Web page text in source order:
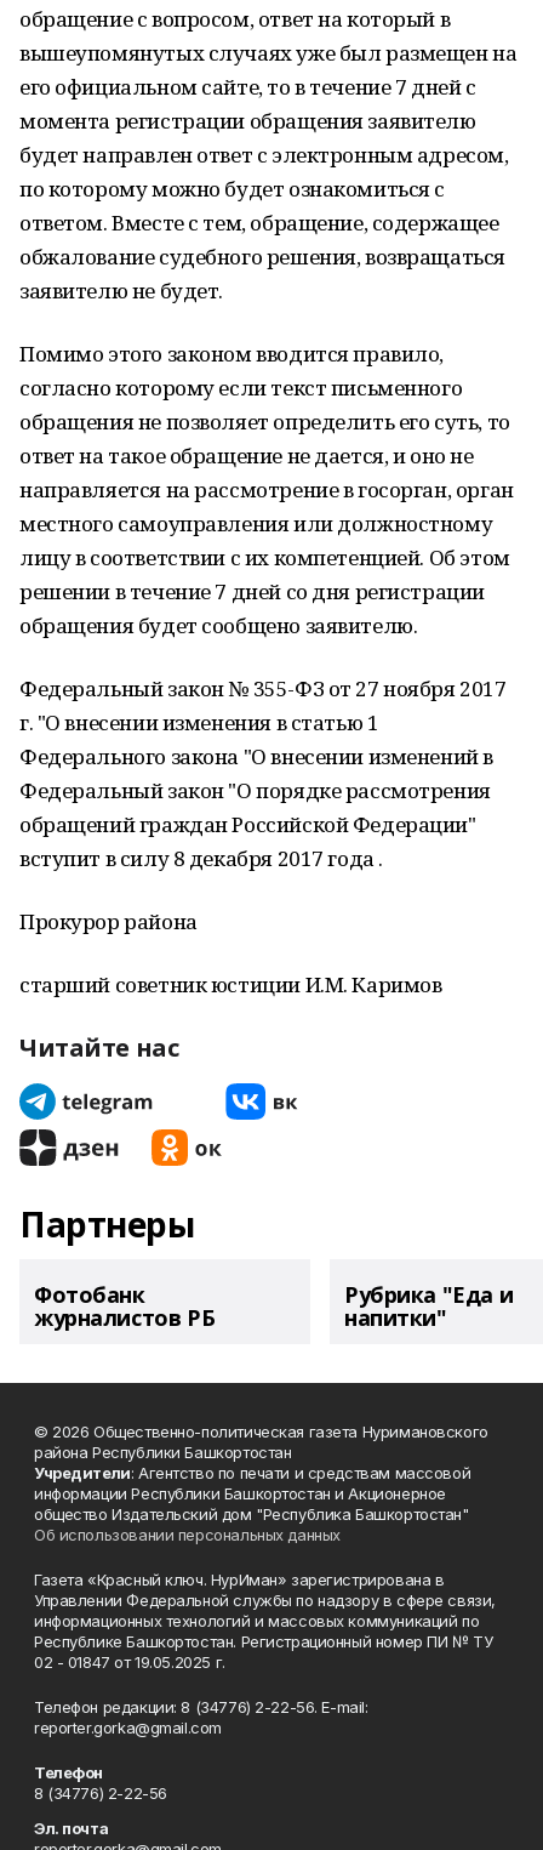
обращение с вопросом, ответ на который в
вышеупомянутых случаях уже был размещен на
его официальном сайте, то в течение 7 дней с
момента регистрации обращения заявителю
будет направлен ответ с электронным адресом,
по которому можно будет ознакомиться с
ответом. Вместе с тем, обращение, содержащее
обжалование судебного решения, возвращаться
заявителю не будет.
Помимо этого законом вводится правило,
согласно которому если текст письменного
обращения не позволяет определить его суть, то
ответ на такое обращение не дается, и оно не
направляется на рассмотрение в госорган, орган
местного самоуправления или должностному
лицу в соответствии с их компетенцией. Об этом
решении в течение 7 дней со дня регистрации
обращения будет сообщено заявителю.
Федеральный закон № 355-ФЗ от 27 ноября 2017
г. "О внесении изменения в статью 1
Федерального закона "О внесении изменений в
Федеральный закон "О порядке рассмотрения
обращений граждан Российской Федерации"
вступит в силу 8 декабря 2017 года .
Прокурор района
старший советник юстиции И.М. Каримов
Читайте нас
Партнеры
Фотобанк
журналистов РБ
Рубрика "Еда и
напитки"
© 2026 Общественно-политическая газета Нуримановского
района Республики Башкортостан
Учредители: Агентство по печати и средствам массовой
информации Республики Башкортостан и Акционерное
общество Издательский дом "Республика Башкортостан"
Об использовании персональных данных
Газета «Красный ключ. НурИман» зарегистрирована в
Управлении Федеральной службы по надзору в сфере связи,
информационных технологий и массовых коммуникаций по
Республике Башкортостан. Регистрационный номер ПИ № ТУ
02 - 01847 от 19.05.2025 г.
Телефон редакции: 8 (34776) 2-22-56. E-mail:
reporter.gorka@gmail.com
Телефон
8 (34776) 2-22-56
Эл. почта